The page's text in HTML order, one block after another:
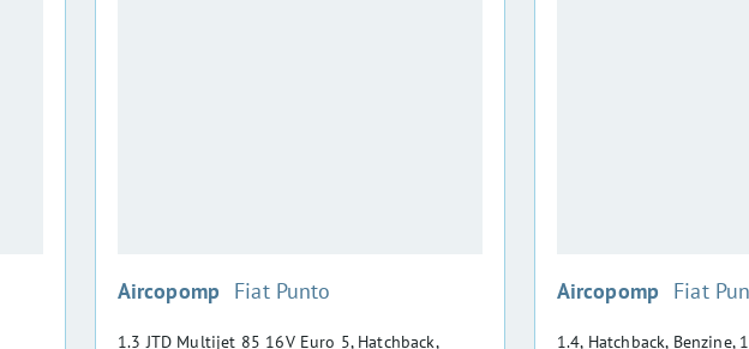
Aircopomp :Fiat Punto
1.3 JTD Multijet 85 16V Euro 5, Hatchback,
Aircopomp :Fiat
1.4, Hatchback, Benzine,